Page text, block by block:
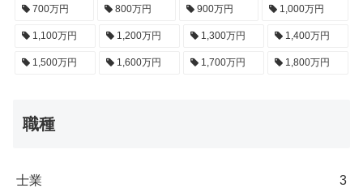
700万円 800万円 900万円 1,000万円
1,100万円 1,200万円 1,300万円 1,400万円
1,500万円 1,600万円 1,700万円 1,800万円
職種
士業 3